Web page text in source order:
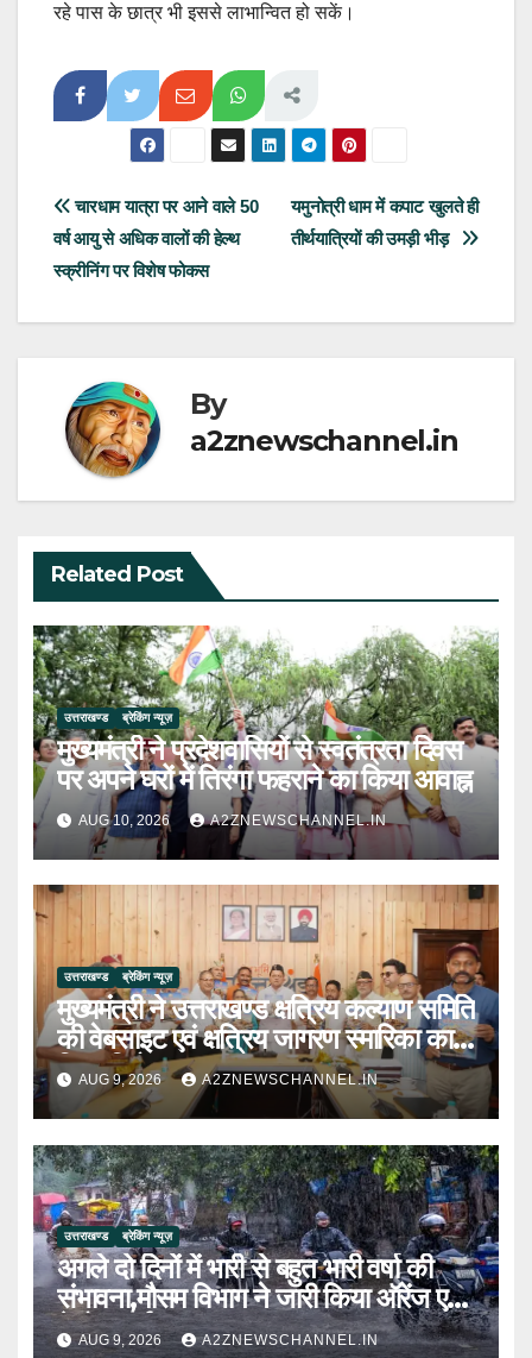
रहे पास के छात्र भी इससे लाभान्वित हो सकें।
Post
navigation
यमुनोत्री धाम में कपाट खुलते ही
तीर्थयात्रियों की उमड़ी भीड़
चारधाम यात्रा पर आने वाले 50
वर्ष आयु से अधिक वालों की हेल्थ
स्क्रीनिंग पर विशेष फोकस
By
a2znewschannel.in
Related Post
उत्तराखण्ड ब्रेकिंग न्यूज़
मुख्यमंत्री ने प्रदेशवासियों से स्वतंत्रता दिवस
पर अपने घरों में तिरंगा फहराने का किया आवाह्न
AUG 10, 2026 A2ZNEWSCHANNEL.IN
उत्तराखण्ड ब्रेकिंग न्यूज़
मुख्यमंत्री ने उत्तराखण्ड क्षत्रिय कल्याण समिति
की वेबसाइट एवं क्षत्रिय जागरण स्मारिका का
किया विमोचन
AUG 9, 2026 A2ZNEWSCHANNEL.IN
उत्तराखण्ड ब्रेकिंग न्यूज़
अगले दो दिनों में भारी से बहुत भारी वर्षा की
संभावना,मौसम विभाग ने जारी किया ऑरेंज एवं
येलो अलर्ट
AUG 9, 2026 A2ZNEWSCHANNEL.IN